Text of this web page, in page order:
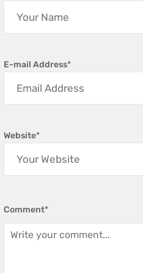
E-mail Address*
Website*
Comment*